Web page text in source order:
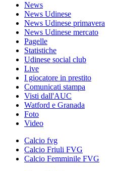
News
News Udinese
News Udinese primavera
News Udinese mercato
Pagelle
Statistiche
Udinese social club
Live
I giocatore in prestito
Comunicati stampa
Visti dall'AUC
Watford e Granada
Foto
Video
Calcio fvg
Calcio Friuli FVG
Calcio Femminile FVG